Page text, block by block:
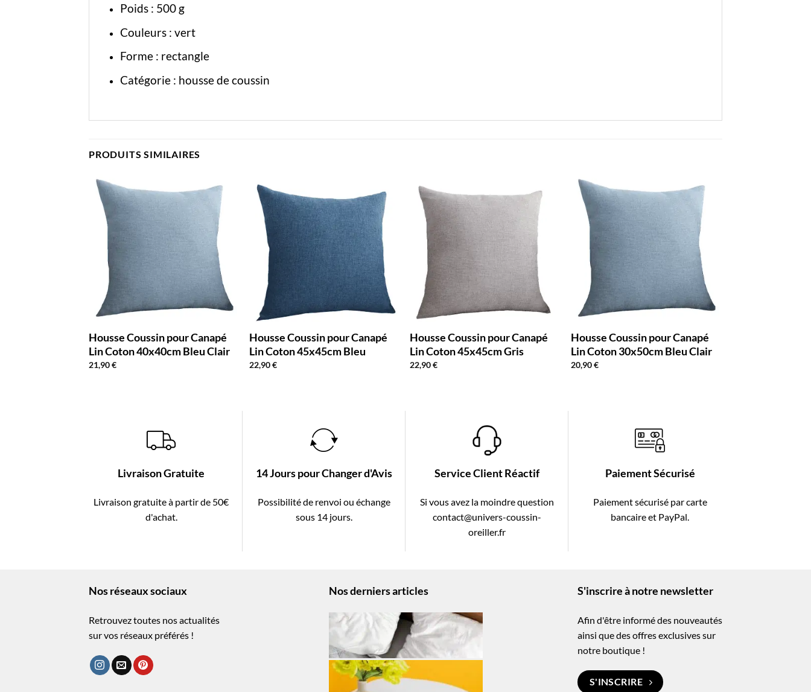
Poids : 500 g
Couleurs : vert
Forme : rectangle
Catégorie : housse de coussin
PRODUITS SIMILAIRES
Housse Coussin pour Canapé
Lin Coton 40x40cm Bleu Clair
21,90€
Housse Coussin pour Canapé
Lin Coton 45x45cm Bleu
22,90€
Housse Coussin pour Canapé
Lin Coton 45x45cm Gris
22,90€
Housse Coussin pour Canapé
Lin Coton 30x50cm Bleu Clair
20,90€
Livraison Gratuite
Livraison gratuite à partir de 50€
d'achat.
14 Jours pour Changer d'Avis
Possibilité de renvoi ou échange
sous 14 jours.
Service Client Réactif
Si vous avez la moindre question
contact@univers-coussin-
oreiller.fr
Paiement Sécurisé
Paiement sécurisé par carte
bancaire et PayPal.
Nos réseaux sociaux
Retrouvez toutes nos actualités
sur vos réseaux préférés !
Nos derniers articles S'inscrire à notre newsletter
Afin d'être informé des nouveautés
ainsi que des offres exclusives sur
notre boutique !
S'INSCRIRE